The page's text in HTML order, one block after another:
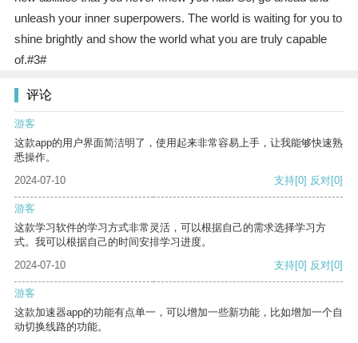
unleash your inner superpowers. The world is waiting for you to
shine brightly and show the world what you are truly capable
of.#3#
评论
游客
这款app的用户界面简洁明了，使用起来非常容易上手，让我能够快速熟
悉操作。
2024-07-10
支持[0] 反对[0]
游客
这款学习软件的学习方式非常灵活，可以根据自己的需求选择学习方
式。我可以根据自己的时间安排学习进度。
2024-07-10
支持[0] 反对[0]
游客
这款加速器app的功能有点单一，可以增加一些新功能，比如增加一个自
动切换线路的功能。